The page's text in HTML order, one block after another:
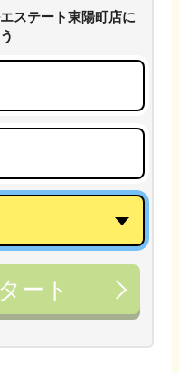
ステート東陽町店に
ート